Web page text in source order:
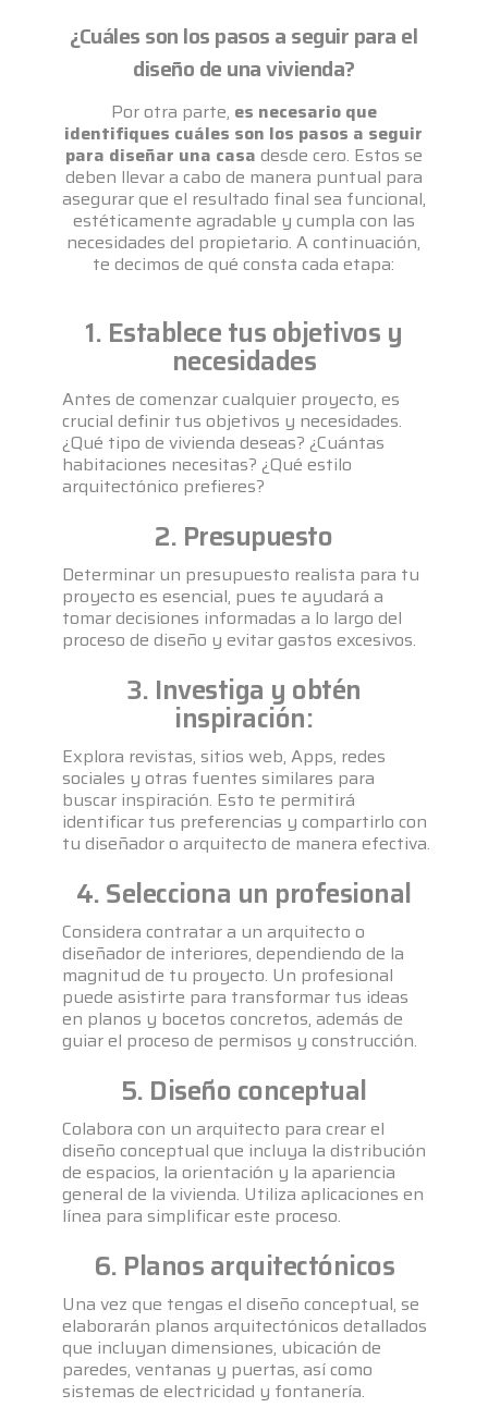
¿Cuáles son los pasos a seguir para el
diseño de una vivienda?
Por otra parte, es necesario que
identifiques cuáles son los pasos a seguir
para diseñar una casa desde cero. Estos se
deben llevar a cabo de manera puntual para
asegurar que el resultado final sea funcional,
estéticamente agradable y cumpla con las
necesidades del propietario. A continuación,
te decimos de qué consta cada etapa:
1. Establece tus objetivos y
necesidades
Antes de comenzar cualquier proyecto, es
crucial definir tus objetivos y necesidades.
¿Qué tipo de vivienda deseas? ¿Cuántas
habitaciones necesitas? ¿Qué estilo
arquitectónico prefieres?
2. Presupuesto
Determinar un presupuesto realista para tu
proyecto es esencial, pues te ayudará a
tomar decisiones informadas a lo largo del
proceso de diseño y evitar gastos excesivos.
3. Investiga y obtén
inspiración:
Explora revistas, sitios web, Apps, redes
sociales y otras fuentes similares para
buscar inspiración. Esto te permitirá
identificar tus preferencias y compartirlo con
tu diseñador o arquitecto de manera efectiva.
4. Selecciona un profesional
Considera contratar a un arquitecto o
diseñador de interiores, dependiendo de la
magnitud de tu proyecto. Un profesional
puede asistirte para transformar tus ideas
en planos y bocetos concretos, además de
guiar el proceso de permisos y construcción.
5. Diseño conceptual
Colabora con un arquitecto para crear el
diseño conceptual que incluya la distribución
de espacios, la orientación y la apariencia
general de la vivienda. Utiliza aplicaciones en
línea para simplificar este proceso.
6. Planos arquitectónicos
Una vez que tengas el diseño conceptual, se
elaborarán planos arquitectónicos detallados
que incluyan dimensiones, ubicación de
paredes, ventanas y puertas, así como
sistemas de electricidad y fontanería.